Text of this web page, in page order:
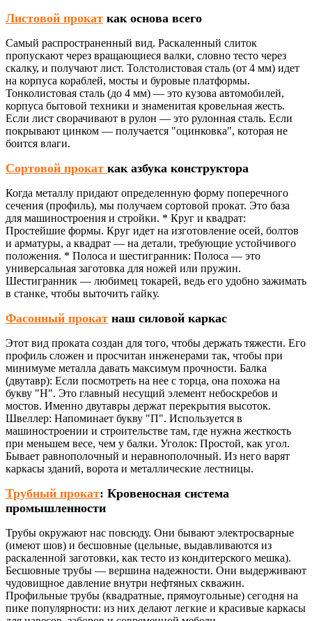
Листовой прокат как основа всего
Самый распространенный вид. Раскаленный слиток
пропускают через вращающиеся валки, словно тесто через
скалку, и получают лист. Толстолистовая сталь (от 4 мм) идет
на корпуса кораблей, мосты и буровые платформы.
Тонколистовая сталь (до 4 мм) — это кузова автомобилей,
корпуса бытовой техники и знаменитая кровельная жесть.
Если лист сворачивают в рулон — это рулонная сталь. Если
покрывают цинком — получается "оцинковка", которая не
боится влаги.
Сортовой прокат как азбука конструктора
Когда металлу придают определенную форму поперечного
сечения (профиль), мы получаем сортовой прокат. Это база
для машиностроения и стройки. * Круг и квадрат:
Простейшие формы. Круг идет на изготовление осей, болтов
и арматуры, а квадрат — на детали, требующие устойчивого
положения. * Полоса и шестигранник: Полоса — это
универсальная заготовка для ножей или пружин.
Шестигранник — любимец токарей, ведь его удобно зажимать
в станке, чтобы выточить гайку.
Фасонный прокат наш силовой каркас
Этот вид проката создан для того, чтобы держать тяжести. Его
профиль сложен и просчитан инженерами так, чтобы при
минимуме металла давать максимум прочности. Балка
(двутавр): Если посмотреть на нее с торца, она похожа на
букву "Н". Это главный несущий элемент небоскребов и
мостов. Именно двутавры держат перекрытия высоток.
Швеллер: Напоминает букву "П". Используется в
машиностроении и строительстве там, где нужна жесткость
при меньшем весе, чем у балки. Уголок: Простой, как угол.
Бывает равнополочный и неравнополочный. Из него варят
каркасы зданий, ворота и металлические лестницы.
Трубный прокат: Кровеносная система
промышленности
Трубы окружают нас повсюду. Они бывают электросварные
(имеют шов) и бесшовные (цельные, выдавливаются из
раскаленной заготовки, как тесто из кондитерского мешка).
Бесшовные трубы — вершина надежности. Они выдерживают
чудовищное давление внутри нефтяных скважин.
Профильные трубы (квадратные, прямоугольные) сегодня на
пике популярности: из них делают легкие и красивые каркасы